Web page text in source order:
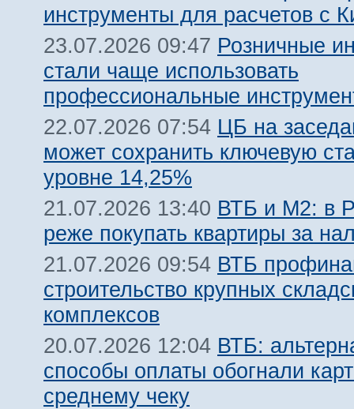
инструменты для расчетов с
23.07.2026 09:47 Розничные
стали чаще использовать
профессиональные
22.07.2026 07:54 ЦБ на
может сохранить ключевую
уровне 14,25%
21.07.2026 13:40 ВТБ и М2: в
реже покупать квартиры за
21.07.2026 09:54 ВТБ
строительство крупных
комплексов
20.07.2026 12:04 ВТБ:
способы оплаты обогнали
среднему чеку